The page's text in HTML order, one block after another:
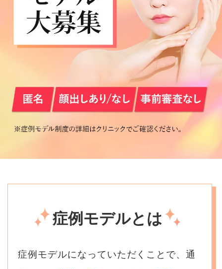
症例モデルとは
症例モデルになっていただくことで、通